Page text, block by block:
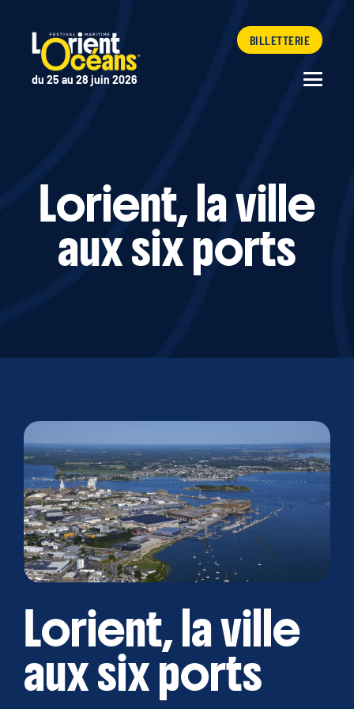
BILLETTERIE
du 25 au 28 juin 2026
Lorient, la ville
aux six ports
Lorient, la ville
aux six ports